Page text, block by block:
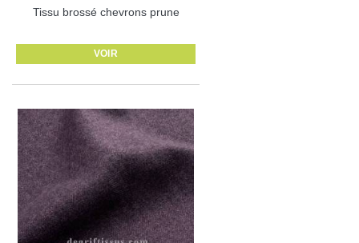
Tissu brossé chevrons prune
VOIR